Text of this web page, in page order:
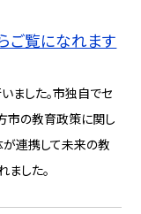
ご覧になれます
ました。市独自でセ
市の教育政策に関し
が連携して未来の教
した。